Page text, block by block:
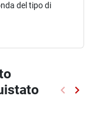
del tipo di
keyboard_arrow_left keyboard_arrow_right